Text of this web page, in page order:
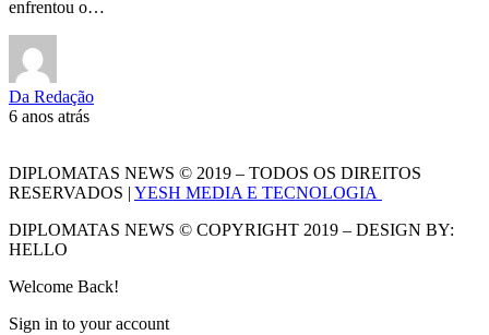
enfrentou o…
Da Redação
6 anos atrás
DIPLOMATAS NEWS © 2019 – TODOS OS DIREITOS
RESERVADOS | YESH MEDIA E TECNOLOGIA
DIPLOMATAS NEWS © COPYRIGHT 2019 – DESIGN BY:
HELLO
Welcome Back!
Sign in to your account